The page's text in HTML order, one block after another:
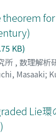
KB)
所 , 数理解析
Masaaki;
Lie